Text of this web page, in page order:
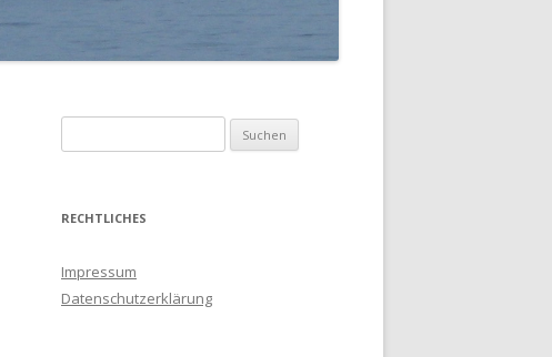
u
RECHTLICHES
Impressum
Datenschutzerklärung